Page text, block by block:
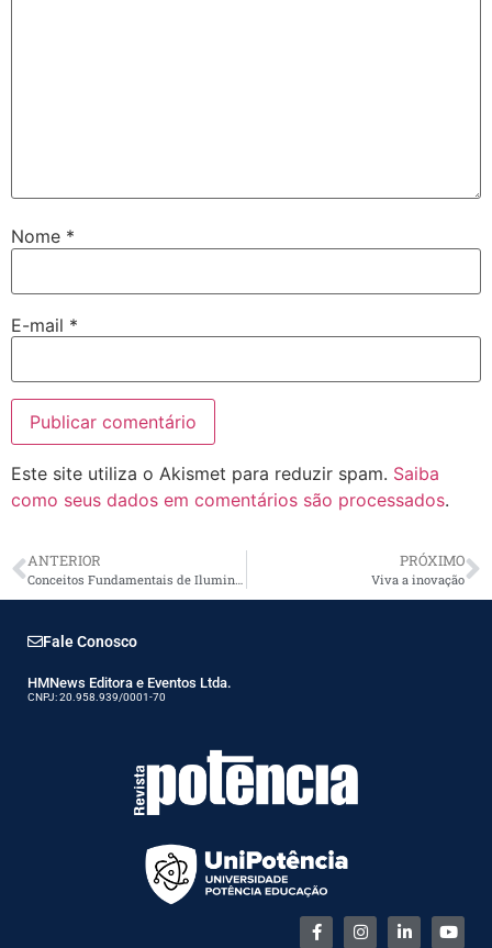
Nome *
E-mail *
Este site utiliza o Akismet para reduzir spam. Saiba
como seus dados em comentários são processados.
ANTERIOR
Conceitos Fundamentais de Iluminação II – Agradecimento
PRÓXIMO
Viva a inovação
Fale Conosco
HMNews Editora e Eventos Ltda.
CNPJ: 20.958.939/0001-70